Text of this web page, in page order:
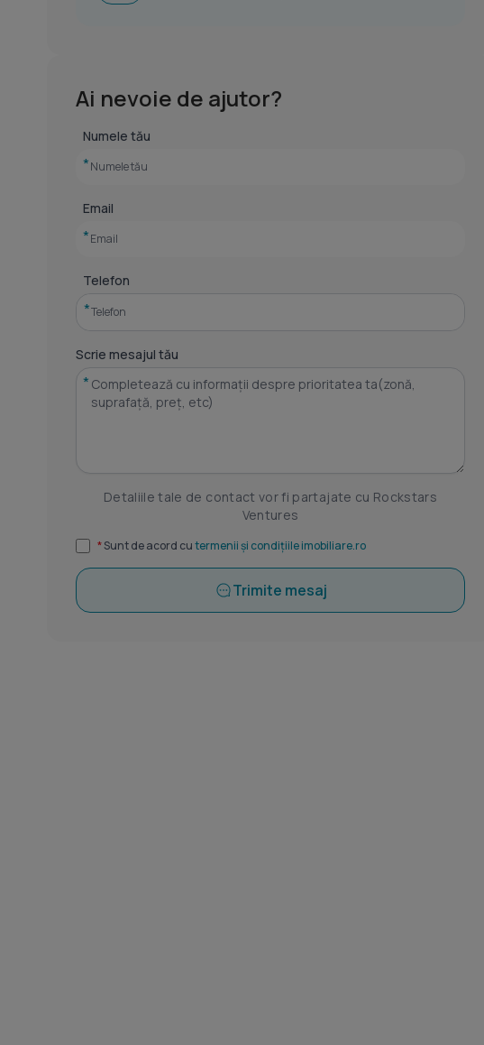
Ai nevoie de ajutor?
Numele tău
*
Email
*
Telefon
*
Scrie mesajul tău
*
Detaliile tale de contact vor fi partajate cu Rockstars
Ventures
*Sunt de acord cutermenii și condițiile imobiliare.ro
Trimite mesaj